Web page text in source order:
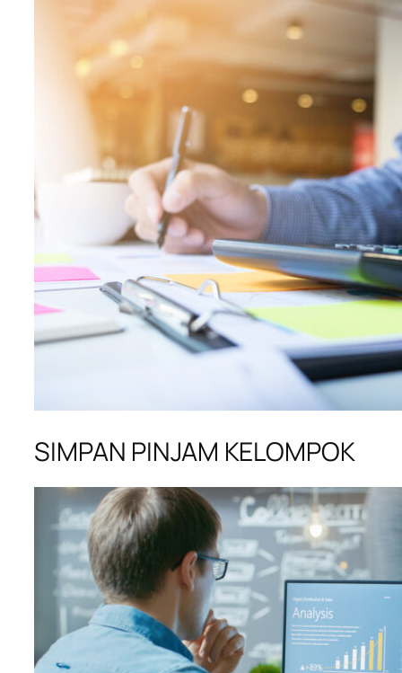
SIMPAN PINJAM KELOMPOK